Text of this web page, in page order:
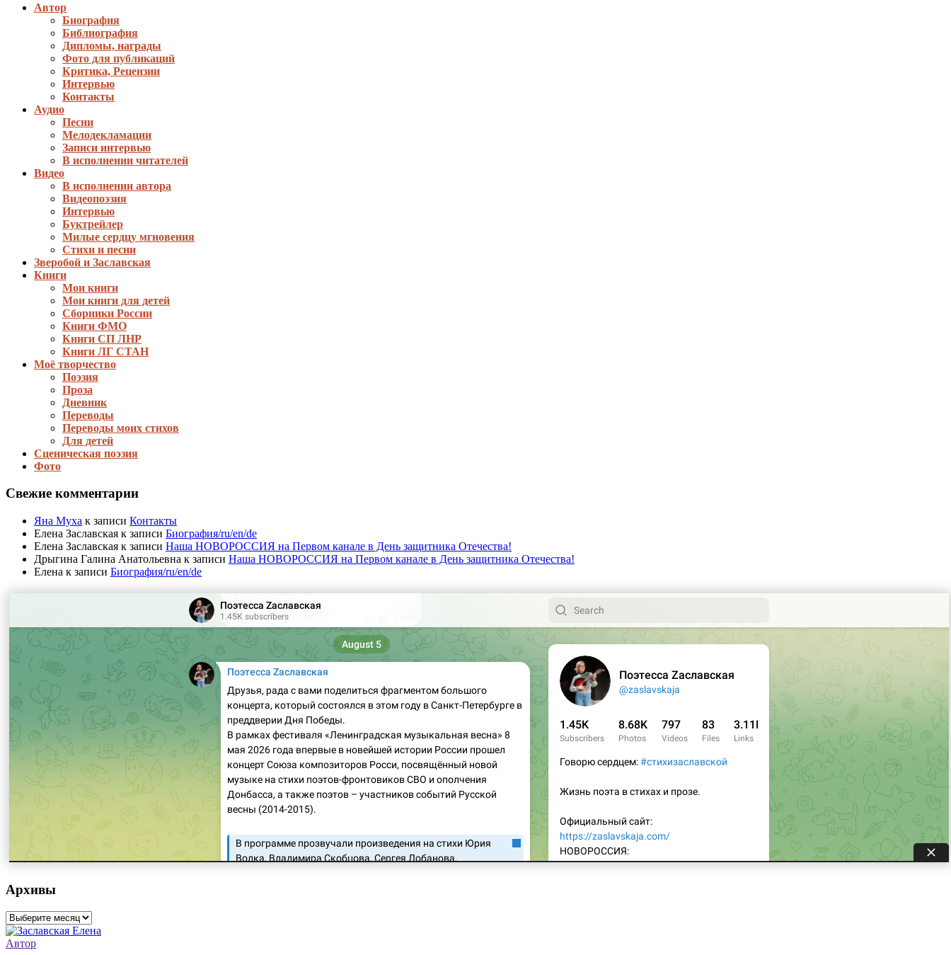
Автор
Биография
Библиография
Дипломы, награды
Фото для публикаций
Критика, Рецензии
Интервью
Контакты
Аудио
Песни
Мелодекламации
Записи интервью
В исполнении читателей
Видео
В исполнении автора
Видеопоэзия
Интервью
Буктрейлер
Милые сердцу мгновения
Стихи и песни
Зверобой и Заславская
Книги
Мои книги
Мои книги для детей
Сборники России
Книги ФМО
Книги СП ЛНР
Книги ЛГ СТАН
Моё творчество
Поэзия
Проза
Дневник
Переводы
Переводы моих стихов
Для детей
Сценическая поэзия
Фото
Свежие комментарии
Яна Муха к записи Контакты
Елена Заславская к записи Биография/ru/en/de
Елена Заславская к записи Наша НОВОРОССИЯ на Первом канале в День защитника Отечества!
Дрыгина Галина Анатольевна к записи Наша НОВОРОССИЯ на Первом канале в День защитника Отечества!
Елена к записи Биография/ru/en/de
Архивы
Архивы
Автор